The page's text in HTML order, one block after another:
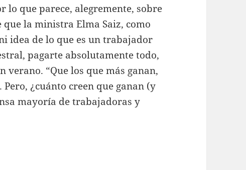
lo que parece, alegremente, sobre
la ministra Elma Saiz, como
idea de lo que es un trabajador
pagarte absolutamente todo,
“Que los que más ganan,
¿cuánto creen que ganan (y
mayoría de trabajadoras y